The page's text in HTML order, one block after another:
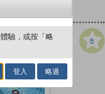
5
驗，或按「略
登入 略過